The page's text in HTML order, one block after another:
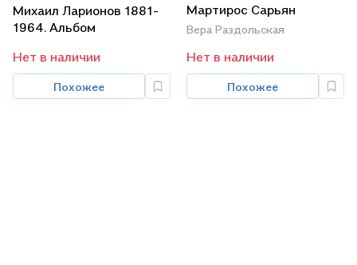
Михаил Ларионов 1881-
1964. Альбом
Нет в наличии
Похожее
Мартирос Сарьян
Вера Раздольская
Нет в наличии
Похожее